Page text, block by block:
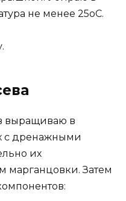
не менее 25оС.
выращиваю в
с дренажными
их
марганцовки. Затем